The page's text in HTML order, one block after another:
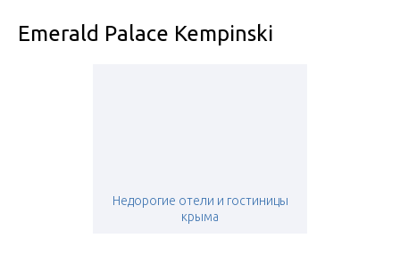
Emerald Palace Kempinski
Недорогие отели и гостиницы
крыма